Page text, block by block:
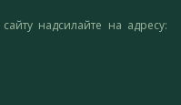
надсилайте на адресу: